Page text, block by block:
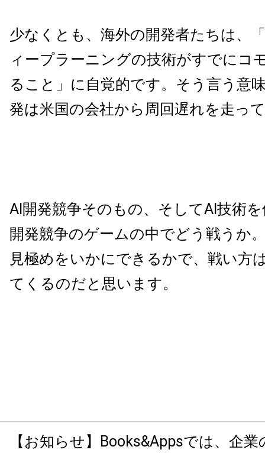
少なくとも、海外の開発者たちは、
ィープラーニングの技術がすでにコ
ること」に自覚的です。そう言う意
発は米国の会社から周回遅れを走っ
AI開発競争そのもの、そしてAI技術
開発競争のゲームの中でどう戦うか
見極めをいかにできるかで、戦い方
てくるのだと思います。
【お知らせ】Books&Appsでは、企